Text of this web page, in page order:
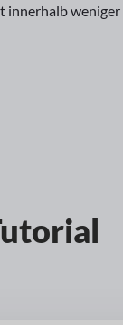
innerhalb